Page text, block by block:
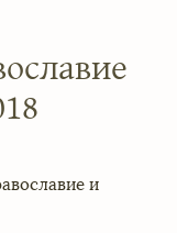
и